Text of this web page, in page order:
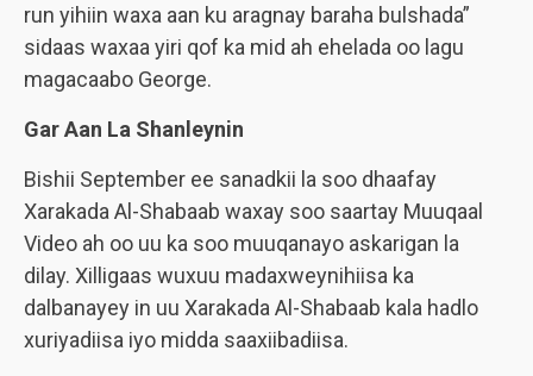
run yihiin waxa aan ku aragnay baraha bulshada”
sidaas waxaa yiri qof ka mid ah ehelada oo lagu
magacaabo George.
Gar Aan La Shanleynin
Bishii September ee sanadkii la soo dhaafay
Xarakada Al-Shabaab waxay soo saartay Muuqaal
Video ah oo uu ka soo muuqanayo askarigan la
dilay. Xilligaas wuxuu madaxweynihiisa ka
dalbanayey in uu Xarakada Al-Shabaab kala hadlo
xuriyadiisa iyo midda saaxiibadiisa.